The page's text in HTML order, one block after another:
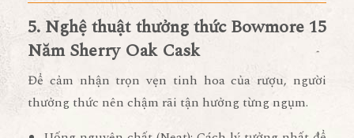
5. Nghệ thuật thưởng thức Bowmore 15
Năm Sherry Oak Cask
Để cảm nhận trọn vẹn tinh hoa của rượu, người
thưởng thức nên chậm rãi tận hưởng từng ngụm.